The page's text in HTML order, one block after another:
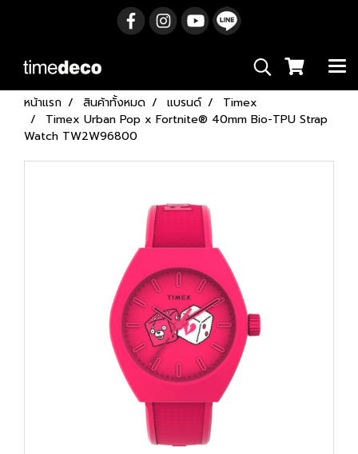
หน้าแรก สินค้าทั้งหมด แบรนด์
Timex
Timex Urban Pop x Fortnite® 40mm Bio-TPU Strap
Watch TW2W96800